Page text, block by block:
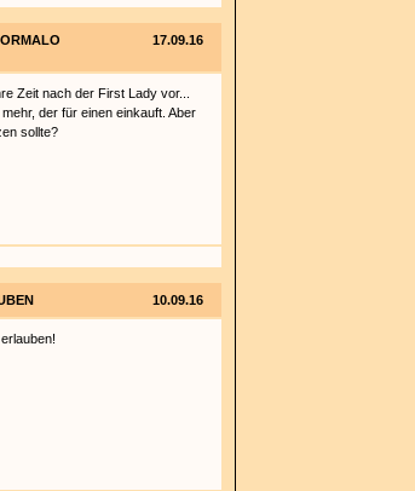
17.09.16
Zeit nach der First Lady vor...
der für einen einkauft. Aber
sollte?
10.09.16